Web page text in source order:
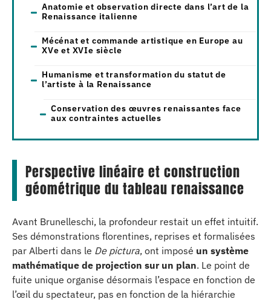
Anatomie et observation directe dans l’art de la
Renaissance italienne
Mécénat et commande artistique en Europe au
XVe et XVIe siècle
Humanisme et transformation du statut de
l’artiste à la Renaissance
Conservation des œuvres renaissantes face
aux contraintes actuelles
Perspective linéaire et construction
géométrique du tableau renaissance
Avant Brunelleschi, la profondeur restait un effet intuitif.
Ses démonstrations florentines, reprises et formalisées
par Alberti dans le De pictura, ont imposé un système
mathématique de projection sur un plan. Le point de
fuite unique organise désormais l’espace en fonction de
l’œil du spectateur, pas en fonction de la hiérarchie